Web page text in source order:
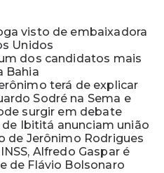
visto de embaixadora
Unidos
dos candidatos mais
Bahia
terá de explicar
Sodré na Sema e
surgir em debate
Ibititá anunciam união
de Jerônimo Rodrigues
Alfredo Gaspar é
de Flávio Bolsonaro